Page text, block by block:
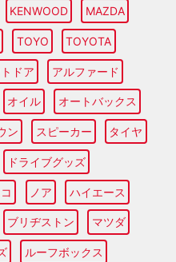
KENWOOD MAZDA
TOYO TOYOTA
ドア アルファード
オイル オートバックス
ン スピーカー タイヤ
ドライブグッズ
ノア ハイエース
ブリヂストン マツダ
ルーフボックス